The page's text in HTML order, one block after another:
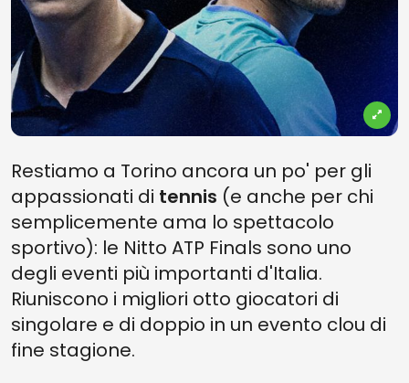
Restiamo a Torino ancora un po' per gli
appassionati di tennis (e anche per chi
semplicemente ama lo spettacolo
sportivo): le Nitto ATP Finals sono uno
degli eventi più importanti d'Italia.
Riuniscono i migliori otto giocatori di
singolare e di doppio in un evento clou di
fine stagione.